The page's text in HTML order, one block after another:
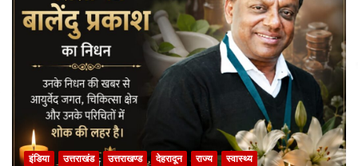
इंडिया उत्तराखंड उत्तराखण्ड देहरादून राज्य स्वास्थ्य